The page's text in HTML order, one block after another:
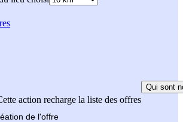
action recharge la liste des offres
Qui sont
de l'offre